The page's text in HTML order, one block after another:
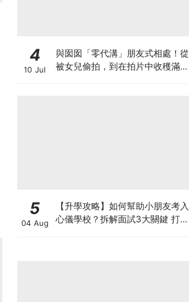
4
10 Jul
與囡囡「零代溝」朋友式相處！從
被女兒偷拍，到在拍片中收穫滿足
5
04 Aug
【升學攻略】如何幫助小朋友考入
心儀學校？拆解面試3大關鍵 打好